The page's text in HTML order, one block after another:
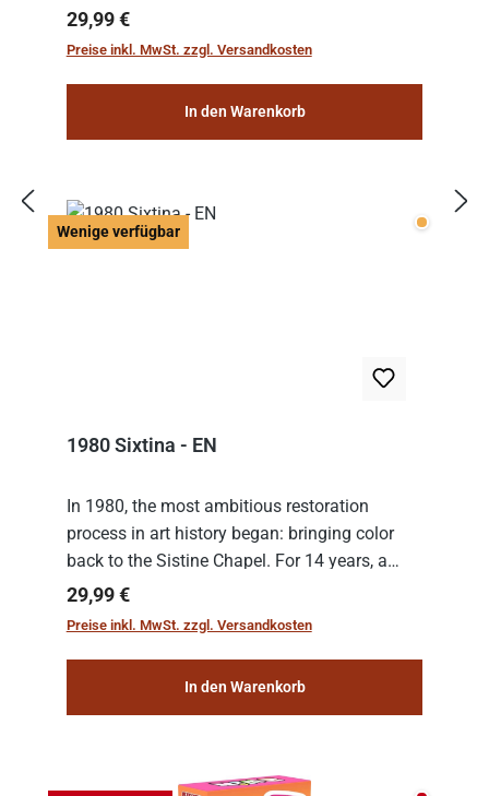
Regulärer Preis:
29,99 €
Preise inkl. MwSt. zzgl. Versandkosten
In den Warenkorb
Wenige verfügbar Wenige
1980 Sixtina - EN
In 1980, the most ambitious restoration
process in art history began: bringing color
back to the Sistine Chapel. For 14 years, a
team of experts from the Vatican undertook
the meticulous job of cleaning and
Regulärer Preis:
29,99 €
Preise inkl. MwSt. zzgl. Versandkosten
In den Warenkorb